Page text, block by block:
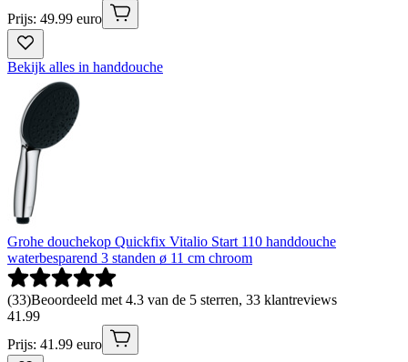
Prijs: 49.99 euro
Bekijk alles in handdouche
Grohe douchekop Quickfix Vitalio Start 110 handdouche
waterbesparend 3 standen ø 11 cm chroom
(33)Beoordeeld met 4.3 van de 5 sterren, 33 klantreviews
41 .99
Prijs: 41.99 euro